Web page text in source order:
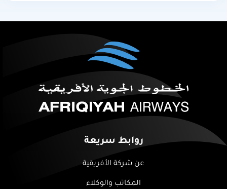
روابط سريعة
عن شركة الأفريقية
المكاتب والوكلاء